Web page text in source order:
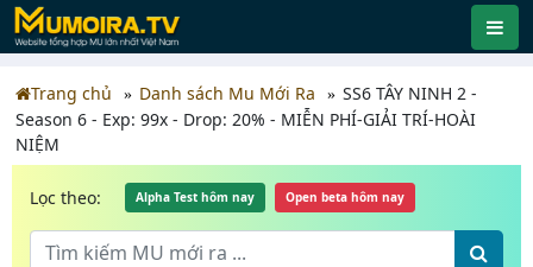
Trang chủ Danh sách Mu Mới Ra
SS6 TÂY NINH 2 -
Season 6 - Exp: 99x - Drop: 20% - MIỄN PHÍ-GIẢI TRÍ-HOÀI
NIỆM
Lọc theo: Alpha Test hôm nay Open beta hôm nay